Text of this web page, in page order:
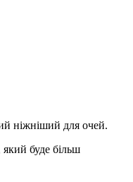
ніжніший для очей.
буде більш